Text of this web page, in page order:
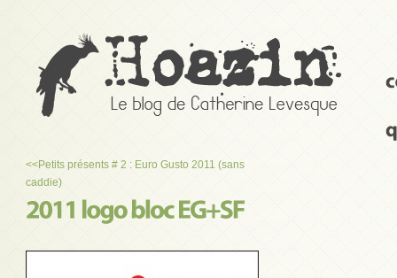
<<Petits présents # 2 : Euro Gusto 2011 (sans
caddie)